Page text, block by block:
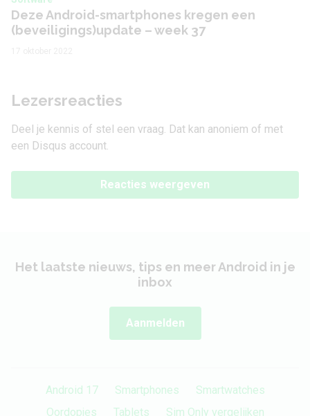
Deze Android-smartphones kregen een
(beveiligings)update – week 37
Lezersreacties
Deel je kennis of stel een vraag. Dat kan anoniem of met
een Disqus account.
Reacties weergeven
Het laatste nieuws, tips en meer Android in je
inbox
Aanmelden
Android 17 Smartphones
Smartwatches
Oordopjes
Tablets
Sim Only vergelijken